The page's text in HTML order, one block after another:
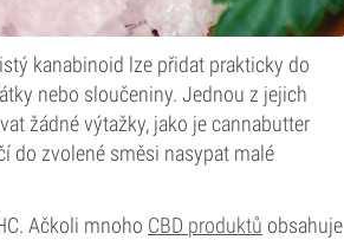
kanabinoid lze přidat prakticky do
nebo sloučeniny. Jednou z jejich
žádné výtažky, jako je cannabutter
do zvolené směsi nasypat malé
Ačkoli mnoho CBD produktů obsahuje